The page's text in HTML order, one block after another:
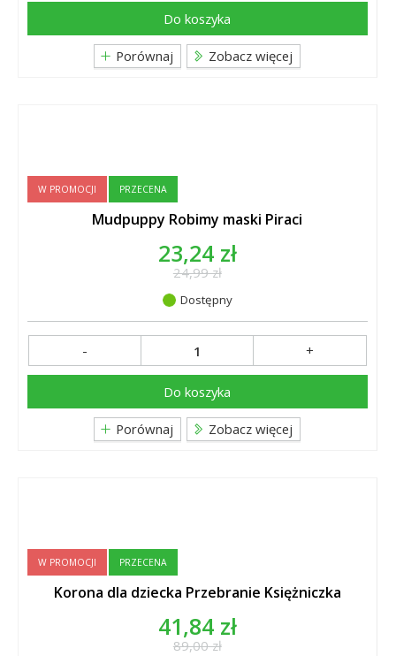
Do koszyka
Porównaj Zobacz więcej
W PROMOCJI PRZECENA
Mudpuppy Robimy maski Piraci
23,24 zł
24,99 zł
Dostępny
- +
Do koszyka
Porównaj Zobacz więcej
W PROMOCJI PRZECENA
Korona dla dziecka Przebranie Księżniczka
41,84 zł
89,00 zł